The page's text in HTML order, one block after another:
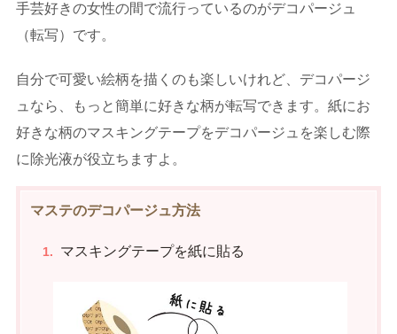
手芸好きの女性の間で流行っているのがデコパージュ
（転写）です。
自分で可愛い絵柄を描くのも楽しいけれど、デコパージ
ュなら、もっと簡単に好きな柄が転写できます。紙にお
好きな柄のマスキングテープをデコパージュを楽しむ際
に除光液が役立ちますよ。
マステのデコパージュ方法
マスキングテープを紙に貼る